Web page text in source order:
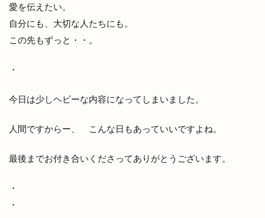
愛を伝えたい。
自分にも、大切な人たちにも。
この先もずっと・・。
・
今日は少しヘビーな内容になってしまいました。
人間ですからー、 こんな日もあっていいですよね。
最後までお付き合いくださってありがとうございます。
・
・